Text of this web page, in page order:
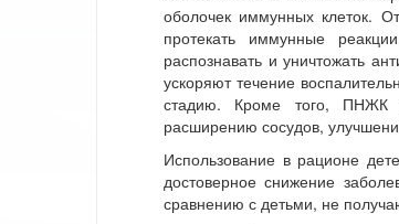
оболочек иммунных клеток.
протекать иммунные
распознавать и уничтожать
ускоряют течение
стадию. Кроме того, ПНЖК
расширению сосудов,
Использование в рационе
достоверное снижение
сравнению с детьми, не